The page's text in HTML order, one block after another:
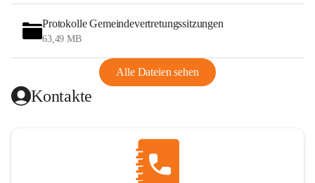
Protokolle Gemeindevertretungssitzungen
63,49 MB
Alle Dateien sehen
Kontakte